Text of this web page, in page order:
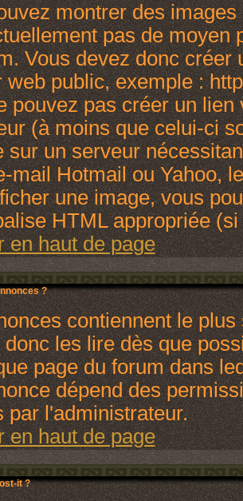
montrer des
pas de moyen
Vous devez donc
web public, exemple :
pouvez pas créer un
(à moins que celui-ci
sur un serveur
mail Hotmail ou Yahoo,
une image, vous
HTML appropriée
en haut de page
?
contiennent le
les lire dès que
page du forum dans
dépend des
par l'administrateur.
en haut de page
it ?